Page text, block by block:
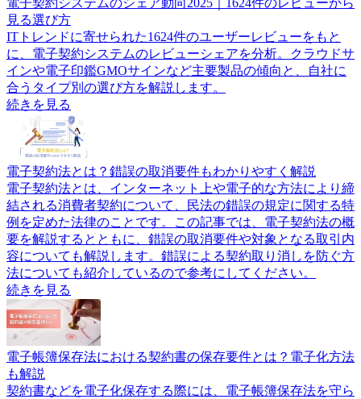
見る選び方
ITトレンドに寄せられた1624件のユーザーレビューをもと
に、電子契約システムのレビューシェアを分析。クラウドサ
インや電子印鑑GMOサインなど主要製品の傾向と、自社に
合うタイプ別の選び方を解説します。
続きを見る
電子契約法とは？錯誤の取消要件もわかりやすく解説
電子契約法とは、インターネット上や電子的な方法により締
結される消費者契約について、民法の錯誤の規定に関する特
例を定めた法律のことです。この記事では、電子契約法の概
要を解説するとともに、錯誤の取消要件や対象となる取引内
容についても解説します。錯誤による契約取り消しを防ぐ方
法についても紹介しているので参考にしてください。
続きを見る
電子帳簿保存法における契約書の保存要件とは？電子化方法
も解説
契約書などを電子化保存する際には、電子帳簿保存法を守ら